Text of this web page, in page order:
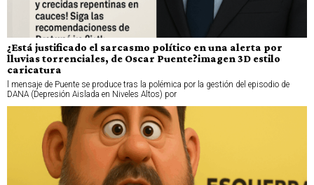
¿Está justificado el sarcasmo político en una alerta por
lluvias torrenciales, de Oscar Puente?imagen 3D estilo
caricatura
l mensaje de Puente se produce tras la polémica por la gestión del episodio de
DANA (Depresión Aislada en Niveles Altos) por